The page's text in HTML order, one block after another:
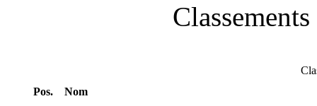
Pos.
Nom